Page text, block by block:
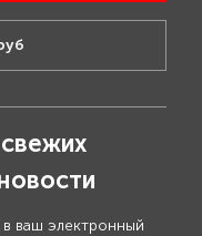
ваш электронный